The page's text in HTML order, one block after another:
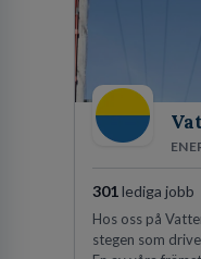
301lediga jobb
Hos oss på
stegen som